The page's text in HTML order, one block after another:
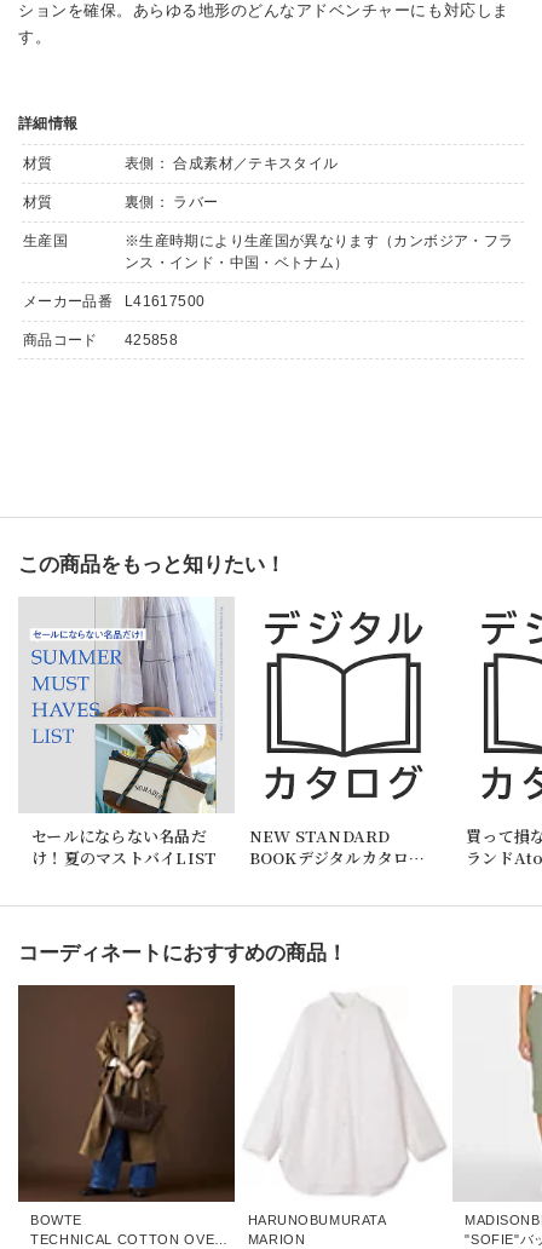
ションを確保。あらゆる地形のどんなアドベンチャーにも対応しま
す。
詳細情報
材質 表側： 合成素材／テキスタイル
材質 裏側： ラバー
生産国
※生産時期により生産国が異なります（カンボジア・フラ
ンス・インド・中国・ベトナム）
メーカー品番 L41617500
商品コード 425858
この商品をもっと知りたい！
セールにならない名品だ
け！夏のマストバイLIST
NEW STANDARD
BOOKデジタルカタログ
がらお買い物が楽しめま
買って損
ランド
読みなが
コーディネートにおすすめの商品！
BOWTE
HARUNOBUMURATA
MARION